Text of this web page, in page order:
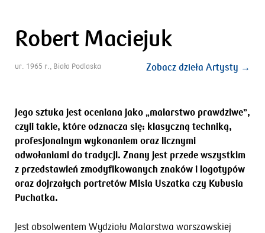
Robert Maciejuk
ur. 1965 r., Biała Podlaska Zobacz dzieła Artysty →
Jego sztuka jest oceniana jako „malarstwo prawdziwe”,
czyli takie, które odznacza się: klasyczną techniką,
profesjonalnym wykonaniem oraz licznymi
odwołaniami do tradycji. Znany jest przede wszystkim
z przedstawień zmodyfikowanych znaków i logotypów
oraz dojrzałych portretów Misia Uszatka czy Kubusia
Puchatka.
Jest absolwentem Wydziału Malarstwa warszawskiej